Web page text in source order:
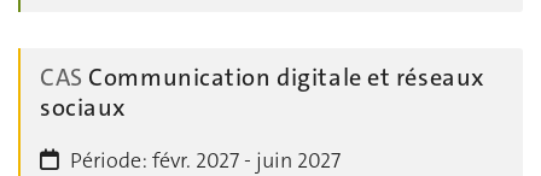
CAS Communication digitale et réseaux
sociaux
Période: févr. 2027 - juin 2027